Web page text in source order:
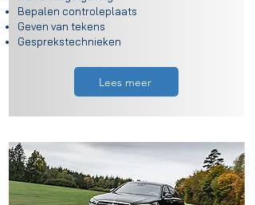
Bepalen controleplaats
Geven van tekens
Gesprekstechnieken
Lees meer